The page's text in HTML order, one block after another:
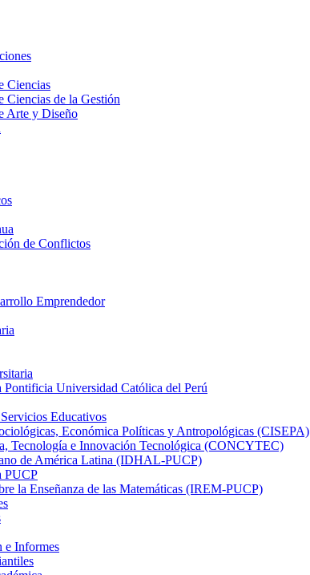
Ciencias
Ciencias de la Gestión
Arte y Diseño
de Conflictos
Emprendedor
Pontificia Universidad Católica del Perú
Educativos
Económica Políticas y Antropológicas (CISEPA)
Tecnología e Innovación Tecnológica (CONCYTEC)
de América Latina (IDHAL-PUCP)
PUCP
la Enseñanza de las Matemáticas (IREM-PUCP)
e Informes